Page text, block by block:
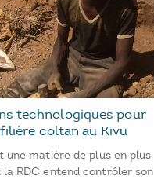
technologiques pour
coltan au Kivu
une matière de plus en plus
RDC entend contrôler son